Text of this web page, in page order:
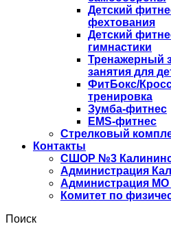
Детский
фехтования
Детский
гимнастики
Тренажерный
занятия для
ФитБокс/
тренировка
Зумба-фитнес
EMS-фитнес
Стрелковый
Контакты
СШОР №3
Администрация
Администрация МО
Комитет по
Поиск